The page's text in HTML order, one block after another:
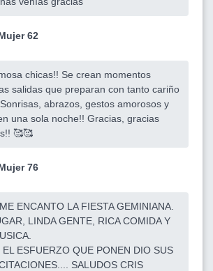
62
chicas!! Se crean momentos
salidas que preparan con tanto cariño
abrazos, gestos amorosos y
una sola noche!! Gracias, gracias
🥰🥰
76
ENCANTO LA FIESTA GEMINIANA.
LINDA GENTE, RICA COMIDA Y
ESFUERZO QUE PONEN DIO SUS
SALUDOS CRIS